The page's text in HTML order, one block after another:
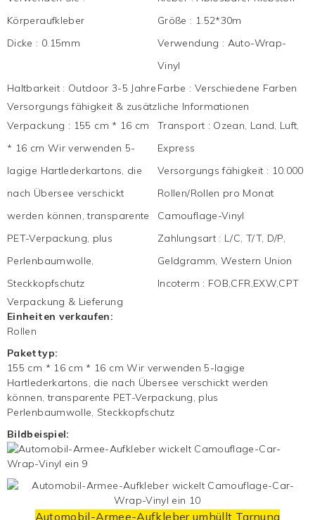
Körperaufkleber
Größe : 1.52*30m
Dicke : 0.15mm Verwendung : Auto-Wrap-
Vinyl
Haltbarkeit : Outdoor 3-5 Jahre Farbe : Verschiedene Farben
Versorgungs fähigkeit & zusätzliche Informationen
Verpackung : 155 cm * 16 cm
* 16 cm Wir verwenden 5-
lagige Hartlederkartons, die
nach Übersee verschickt
werden können, transparente
PET-Verpackung, plus
Perlenbaumwolle,
Steckkopfschutz
Transport : Ozean, Land, Luft,
Express
Versorgungs fähigkeit : 10.000
Rollen/Rollen pro Monat
Camouflage-Vinyl
Zahlungsart : L/C, T/T, D/P,
Geldgramm, Western Union
Incoterm : FOB,CFR,EXW,CPT
Verpackung & Lieferung
Einheiten verkaufen:
Rollen
Pakettyp:
155 cm * 16 cm * 16 cm Wir verwenden 5-lagige
Hartlederkartons, die nach Übersee verschickt werden
können, transparente PET-Verpackung, plus
Perlenbaumwolle, Steckkopfschutz
Bildbeispiel:
Automobil-Armee-Aufkleber umhüllt Tarnung